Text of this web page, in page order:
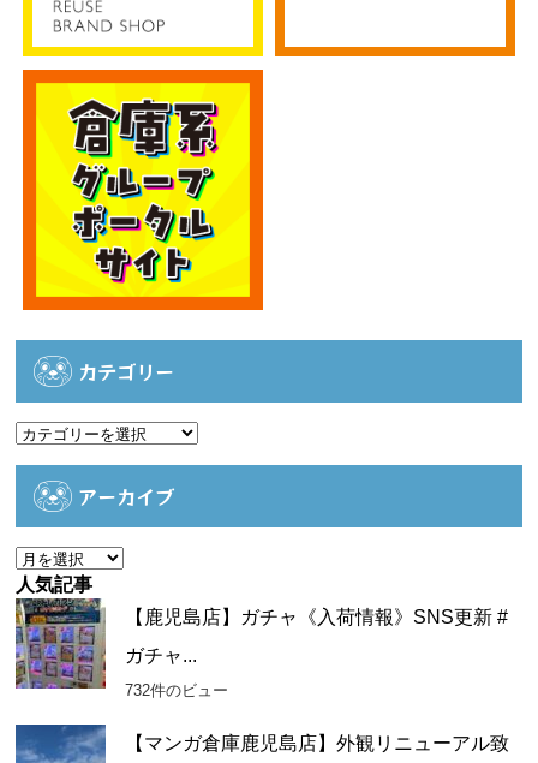
カテゴリー
カ
アーカイブ
ア
ー
カ
イ
ブ
人気記事
【鹿児島店】ガチャ《入荷情報》SNS更新 #
ガチャ...
732件のビュー
【マンガ倉庫鹿児島店】外観リニューアル致